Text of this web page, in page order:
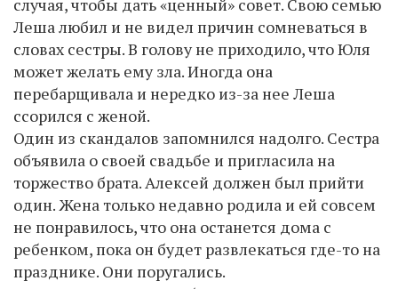
случая, чтобы дать «ценный» совет. Свою семью
Леша любил и не видел причин сомневаться в
словах сестры. В голову не приходило, что Юля
может желать ему зла. Иногда она
перебарщивала и нередко из-за нее Леша
ссорился с женой.
Один из скандалов запомнился надолго. Сестра
объявила о своей свадьбе и пригласила на
торжество брата. Алексей должен был прийти
один. Жена только недавно родила и ей совсем
не понравилось, что она останется дома с
ребенком, пока он будет развлекаться где-то на
празднике. Они поругались.